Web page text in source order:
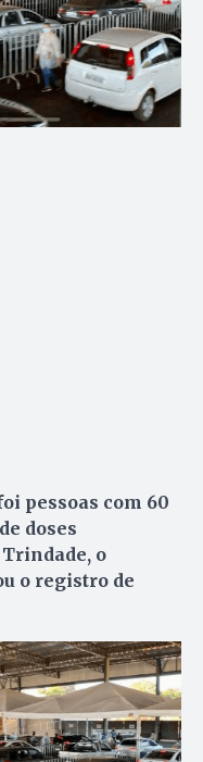
pessoas com 60
doses
o
o registro de